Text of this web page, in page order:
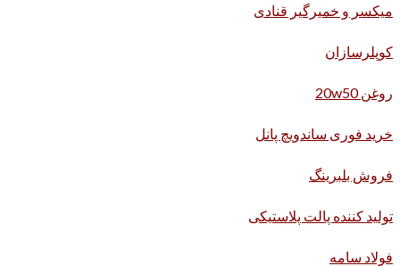
میکسر و خمیرگیر قنادی
کوپلرسازان
روغن 20w50
خرید فوری ساندویچ پانل
فروش بلبرینگ
تولید کننده پالت پلاستیکی
فولاد سامه